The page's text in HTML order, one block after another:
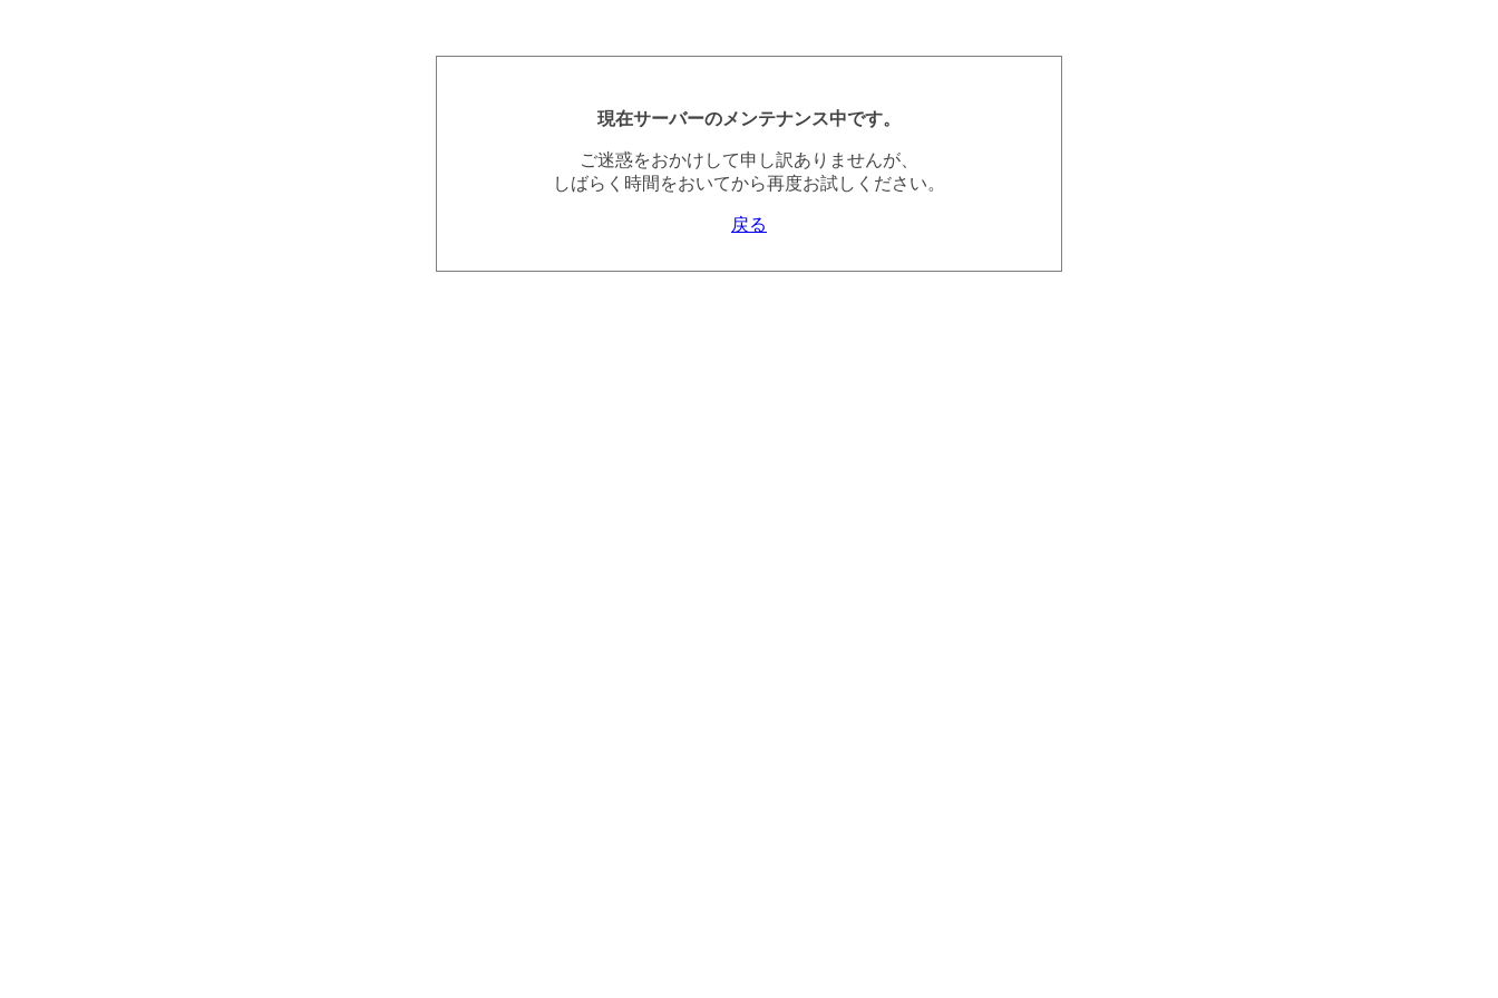
現在サーバーのメンテナンス中です。
ご迷惑をおかけして申し訳ありませんが、
しばらく時間をおいてから再度お試しください。
戻る